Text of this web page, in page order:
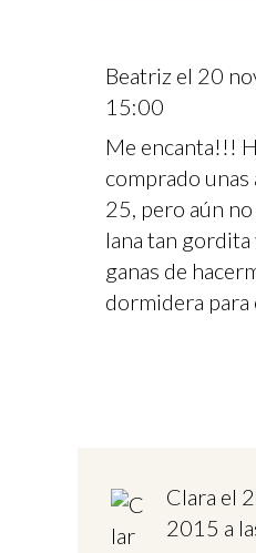
Beatriz el 20
15:00
Me encanta!!!
comprado unas
25, pero aún
lana tan gordita
ganas de
dormidera para
Clara el
2015 a